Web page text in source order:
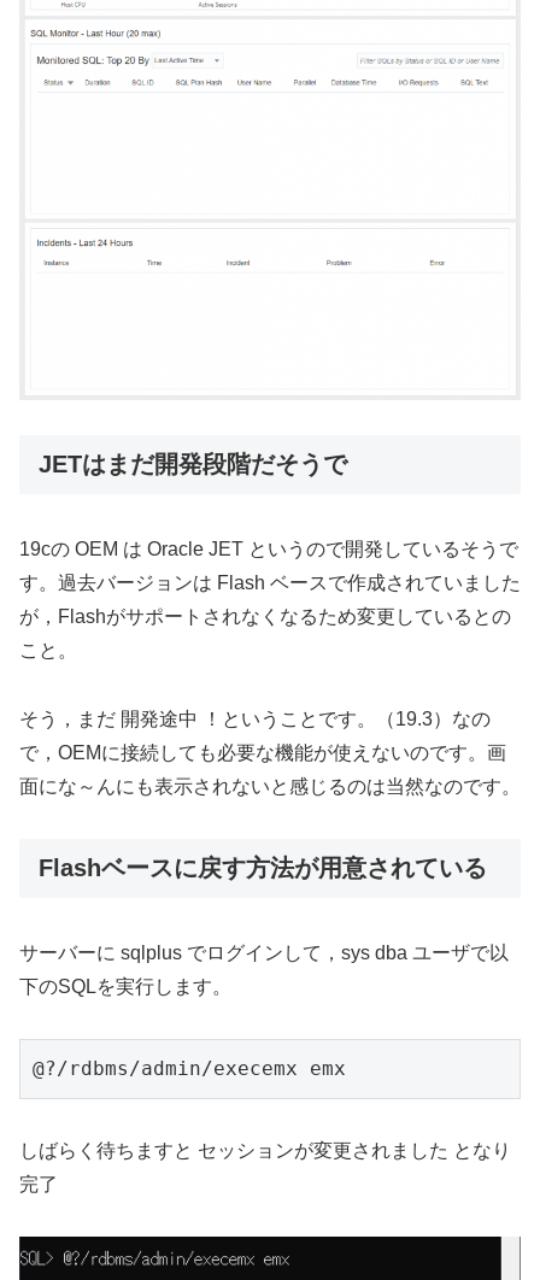
JETはまだ開発段階だそうで
19cの OEM は Oracle JET というので開発しているそうで
す。過去バージョンは Flash ベースで作成されていました
が，Flashがサポートされなくなるため変更しているとの
こと。
そう，まだ 開発途中 ！ということです。（19.3）なの
で，OEMに接続しても必要な機能が使えないのです。画
面にな～んにも表示されないと感じるのは当然なのです。
Flashベースに戻す方法が用意されている
サーバーに sqlplus でログインして，sys dba ユーザで以
下のSQLを実行します。
@?/rdbms/admin/execemx emx
しばらく待ちますと セッションが変更されました となり
完了